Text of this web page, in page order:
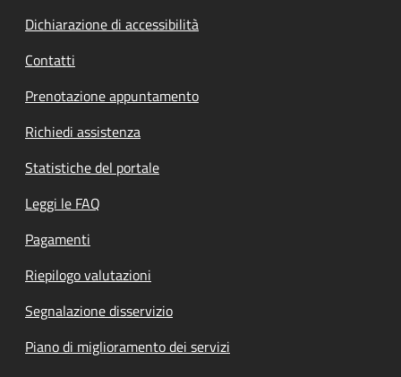
Dichiarazione di accessibilità
Contatti
Prenotazione appuntamento
Richiedi assistenza
Statistiche del portale
Leggi le FAQ
Pagamenti
Riepilogo valutazioni
Segnalazione disservizio
Piano di miglioramento dei servizi